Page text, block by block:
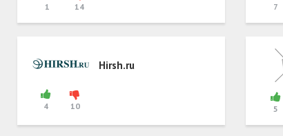
1 14 7
4 10
Hirsh.ru
5